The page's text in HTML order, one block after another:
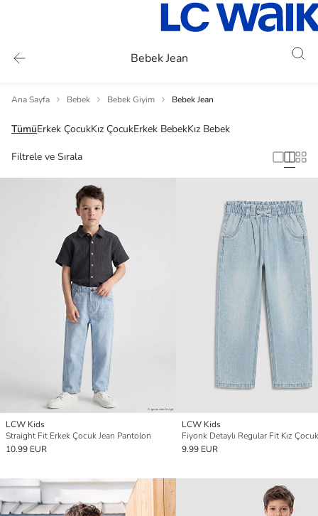
Bebek Jean
Ana Sayfa Bebek Bebek Giyim Bebek Jean
TümüErkek ÇocukKız ÇocukErkek BebekKız Bebek
Filtrele ve Sırala
LCW Kids
Straight Fit Erkek Çocuk Jean Pantolon
10.99 EUR
LCW Kids
9.99 EUR